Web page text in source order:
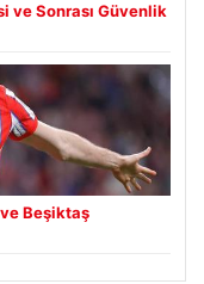
ve Sonrası Güvenlik
Beşiktaş